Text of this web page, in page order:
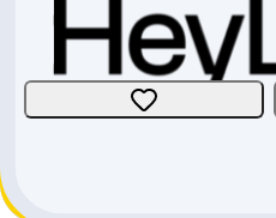
CHF 32.90CHF 9.-
CHF 23.90